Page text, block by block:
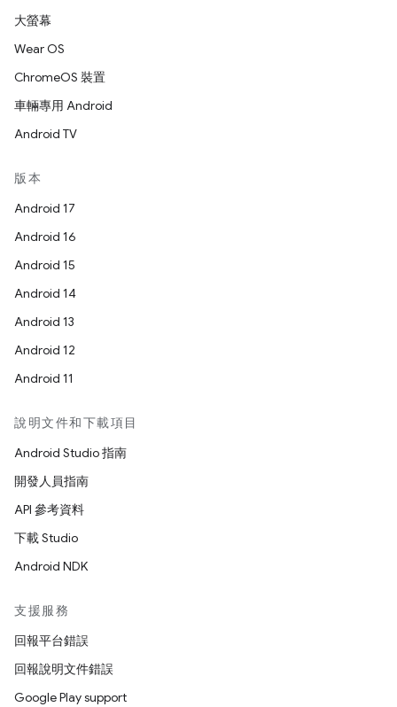
大螢幕
Wear OS
ChromeOS 裝置
車輛專用 Android
Android TV
版本
Android 17
Android 16
Android 15
Android 14
Android 13
Android 12
Android 11
說明文件和下載項目
Android Studio 指南
開發人員指南
API 參考資料
下載 Studio
Android NDK
支援服務
回報平台錯誤
回報說明文件錯誤
Google Play support